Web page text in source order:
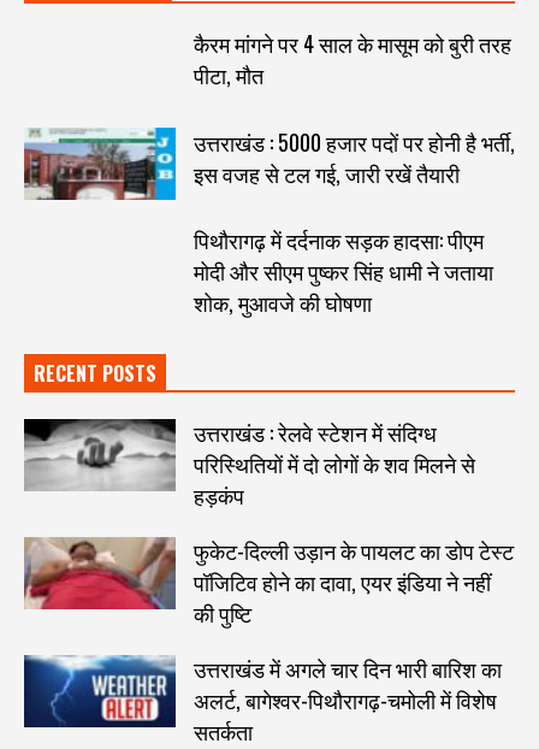
कैरम मांगने पर 4 साल के मासूम को बुरी तरह
पीटा, मौत
उत्तराखंड : 5000 हजार पदों पर होनी है भर्ती,
इस वजह से टल गई, जारी रखें तैयारी
पिथौरागढ़ में दर्दनाक सड़क हादसा: पीएम
मोदी और सीएम पुष्कर सिंह धामी ने जताया
शोक, मुआवजे की घोषणा
RECENT POSTS
उत्तराखंड : रेलवे स्टेशन में संदिग्ध
परिस्थितियों में दो लोगों के शव मिलने से
हड़कंप
फुकेट-दिल्ली उड़ान के पायलट का डोप टेस्ट
पॉजिटिव होने का दावा, एयर इंडिया ने नहीं
की पुष्टि
उत्तराखंड में अगले चार दिन भारी बारिश का
अलर्ट, बागेश्वर-पिथौरागढ़-चमोली में विशेष
सतर्कता